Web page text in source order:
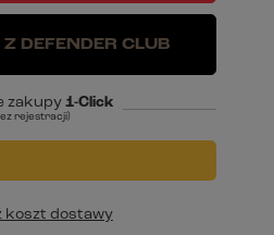
DEFENDER CLUB
zakupy1-Click
rejestracji)
koszt dostawy